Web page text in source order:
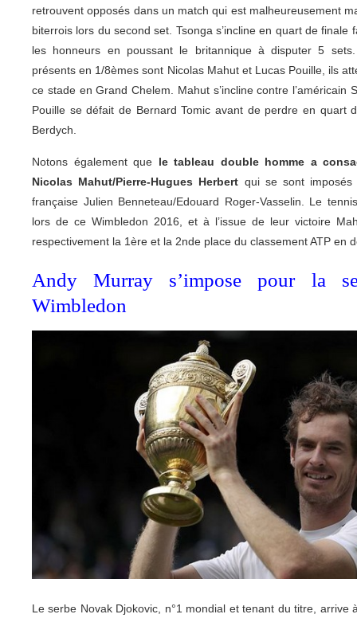
retrouvent opposés dans un match qui est malheureusement
biterrois lors du second set. Tsonga s’incline en quart de finale
les honneurs en poussant le britannique à disputer 5
présents en 1/8èmes sont Nicolas Mahut et Lucas Pouille, ils
ce stade en Grand Chelem. Mahut s’incline contre l’américain
Pouille se défait de Bernard Tomic avant de perdre en quart
Berdych.
Notons également que le tableau double homme a
Nicolas Mahut/Pierre-Hugues Herbert qui se sont
française Julien Benneteau/Edouard Roger-Vasselin. Le
lors de ce Wimbledon 2016, et à l’issue de leur victoire
respectivement la 1ère et la 2nde place du classement ATP en
Andy Murray s’impose pour la
Wimbledon
Le serbe Novak Djokovic, n°1 mondial et tenant du titre, arrive